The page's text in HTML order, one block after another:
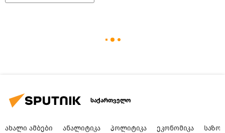
საქართველო
ᲐᲮᲐᲚᲘ ᲐᲛᲑᲔᲑᲘ ᲐᲜᲐᲚᲘᲢᲘᲙᲐ ᲞᲝᲚᲘᲢᲘᲙᲐ ᲔᲙᲝᲜᲝᲛᲘᲙᲐ